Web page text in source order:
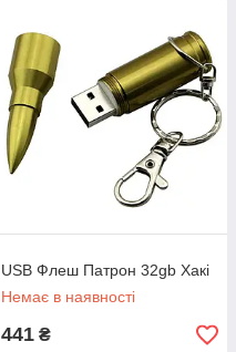
USB Флеш Патрон 32gb Хакі
Немає в наявності
441 ₴